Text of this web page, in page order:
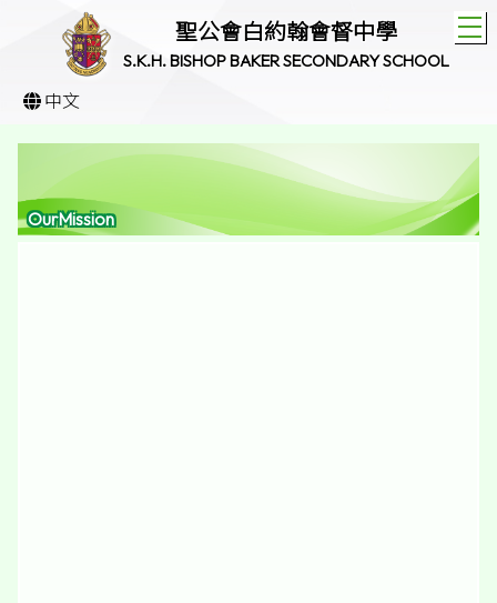
聖公會白約翰會督中學
S.K.H. BISHOP BAKER SECONDARY SCHOOL
中文
OurMission